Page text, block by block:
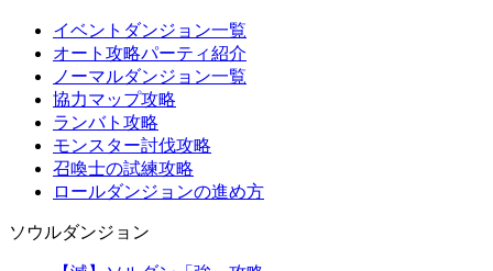
イベントダンジョン一覧
オート攻略パーティ紹介
ノーマルダンジョン一覧
協力マップ攻略
ランバト攻略
モンスター討伐攻略
召喚士の試練攻略
ロールダンジョンの進め方
ソウルダンジョン